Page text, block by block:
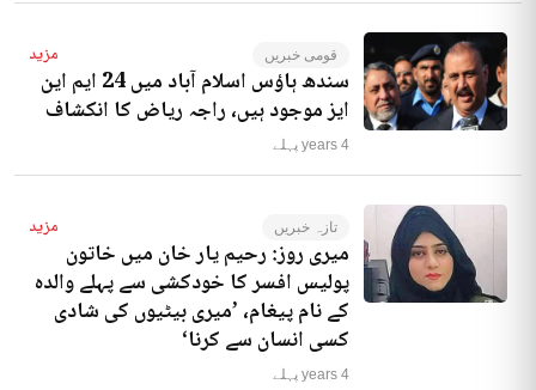
قومی خبریں مزید
سندھ ہاؤس اسلام آباد میں 24 ایم این
ایز موجود ہیں، راجہ ریاض کا انکشاف
4 years پہلے
تازہ خبریں مزید
میری روز: رحیم یار خان میں خاتون
پولیس افسر کا خودکشی سے پہلے والدہ
کے نام پیغام، ’میری بیٹیوں کی شادی
کسی انسان سے کرنا‘
4 years پہلے